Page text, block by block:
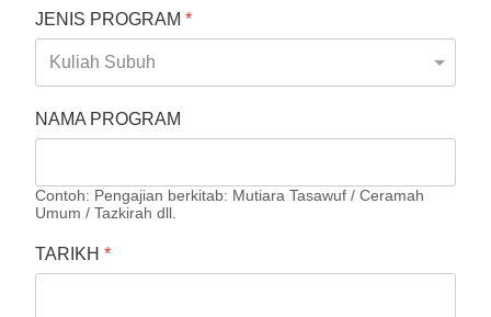
JENIS PROGRAM *
NAMA PROGRAM
Contoh: Pengajian berkitab: Mutiara Tasawuf / Ceramah
Umum / Tazkirah dll.
TARIKH *